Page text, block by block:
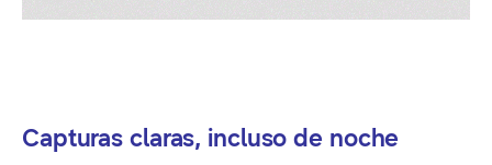
Capturas claras, incluso de noche